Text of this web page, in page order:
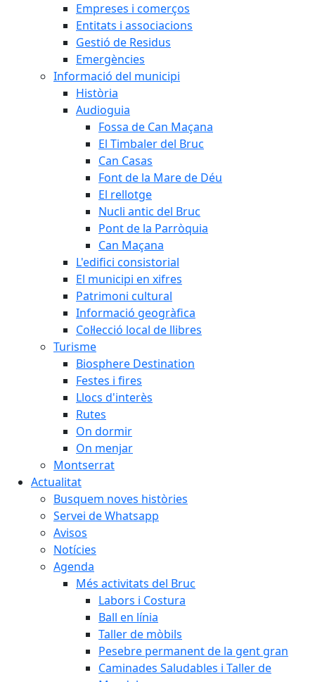
Empreses i comerços
Entitats i associacions
Gestió de Residus
Emergències
Informació del municipi
Història
Audioguia
Fossa de Can Maçana
El Timbaler del Bruc
Can Casas
Font de la Mare de Déu
El rellotge
Nucli antic del Bruc
Pont de la Parròquia
Can Maçana
L'edifici consistorial
El municipi en xifres
Patrimoni cultural
Informació geogràfica
Col·lecció local de llibres
Turisme
Biosphere Destination
Festes i fires
Llocs d'interès
Rutes
On dormir
On menjar
Montserrat
Actualitat
Busquem noves històries
Servei de Whatsapp
Avisos
Notícies
Agenda
Més activitats del Bruc
Labors i Costura
Ball en línia
Taller de mòbils
Pesebre permanent de la gent gran
Caminades Saludables i Taller de